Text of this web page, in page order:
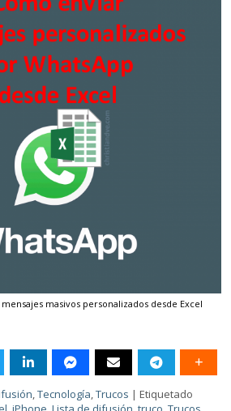
masivos personalizados desde Excel
,Tecnología,Trucos |Etiquetado